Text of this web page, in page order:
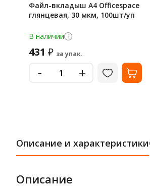
Файл-вкладыш А4 Officespace
глянцевая, 30 мкм, 100шт/уп
В наличии
431 ₽ за упак.
- +
Описание и характеристики
Описание